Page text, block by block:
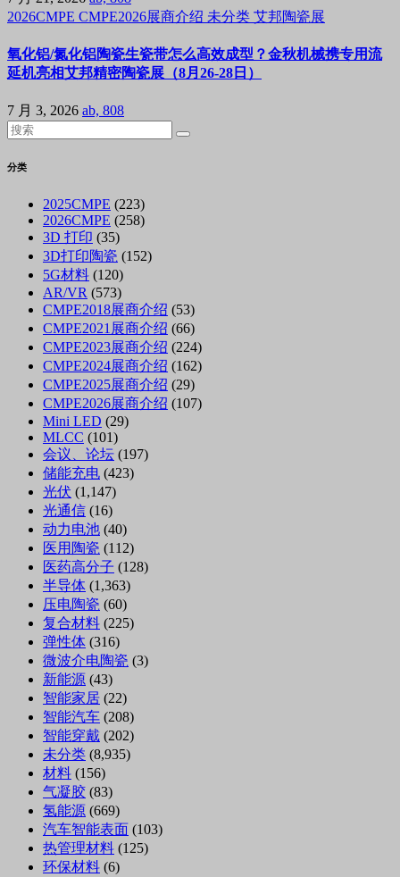
2026CMPE CMPE2026展商介绍 未分类 艾邦陶瓷展
氧化铝/氮化铝陶瓷生瓷带怎么高效成型？金秋机械携专用流
延机亮相艾邦精密陶瓷展（8月26-28日）
7 月 3, 2026 ab, 808
分类
2025CMPE (223)
2026CMPE (258)
3D 打印 (35)
3D打印陶瓷 (152)
5G材料 (120)
AR/VR (573)
CMPE2018展商介绍 (53)
CMPE2021展商介绍 (66)
CMPE2023展商介绍 (224)
CMPE2024展商介绍 (162)
CMPE2025展商介绍 (29)
CMPE2026展商介绍 (107)
Mini LED (29)
MLCC (101)
会议、论坛 (197)
储能充电 (423)
光伏 (1,147)
光通信 (16)
动力电池 (40)
医用陶瓷 (112)
医药高分子 (128)
半导体 (1,363)
压电陶瓷 (60)
复合材料 (225)
弹性体 (316)
微波介电陶瓷 (3)
新能源 (43)
智能家居 (22)
智能汽车 (208)
智能穿戴 (202)
未分类 (8,935)
材料 (156)
气凝胶 (83)
氢能源 (669)
汽车智能表面 (103)
热管理材料 (125)
环保材料 (6)